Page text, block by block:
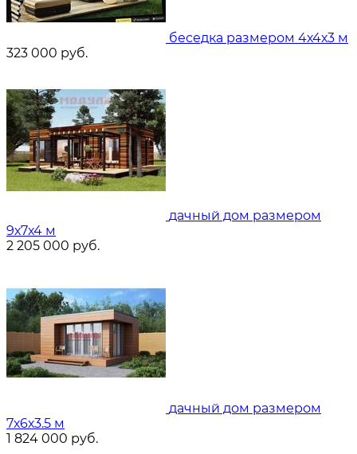
беседка размером 4х4х3 м
323 000 руб.
дачный дом размером
9х7х4 м
2 205 000 руб.
дачный дом размером
7х6х3.5 м
1 824 000 руб.